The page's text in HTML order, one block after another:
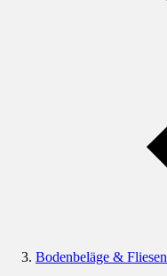
Bodenbeläge & Fliesen